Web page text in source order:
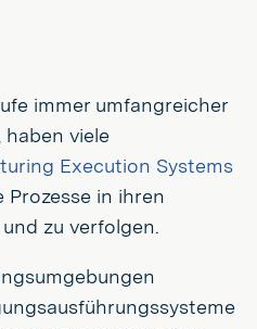
immer umfangreicher
viele
Execution Systems
Prozesse in ihren
zu verfolgen.